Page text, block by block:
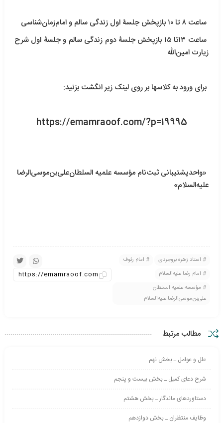
ساعت ٨ تا ١٠ بازپخش جلسۀ اول زندگی سالم و امام‌زمان‌شناسی
‎ ساعت ١٣تا ١٥ بازپخش جلسۀ دوم زندگی سالم و جلسۀ اول شرح
زیارت امین‌الله
https://emamraoof.com/?p=19995
«واحدپشتیبانی ثبت‌نام مؤسسه علمیه السلطان‌علی‌بن‌موسی‌الرضا
علیه‌‌السلام»
استاد زهره بروجردی
امام رئوف
امام رضا علیه‌السلام
مؤسسه علمیه‌ السلطان
علی‌بن‌موسی‌الرضا علیه‌السلام
مطالب مرتبط
علل و عوامل ـ بخش نهم
شرح دعای کمیل ـ بخش بیست و پنجم
دستاوردهای ماندگار ـ بخش هشتم
وظایف منتظران ـ بخش دوازدهم